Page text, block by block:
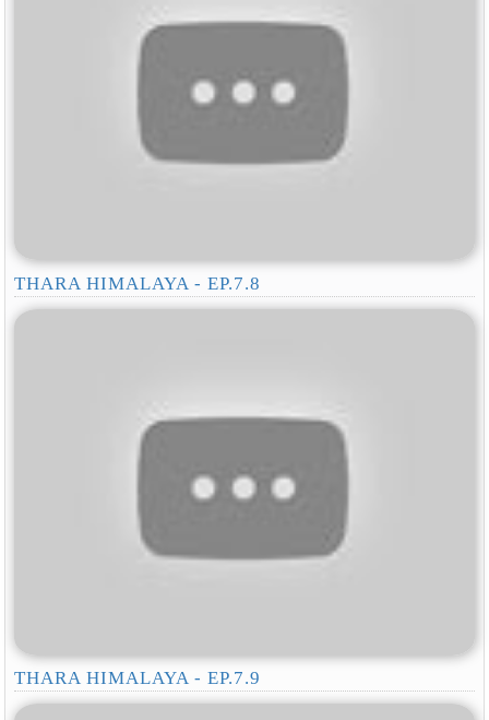
THARA HIMALAYA - EP.7.8
THARA HIMALAYA - EP.7.9